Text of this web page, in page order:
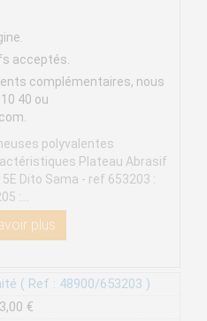
acceptés.
complémentaires, nous
40 ou
.
polyvalentes
Plateau Abrasif
Dito Sama - ref 653203 :
:...
plus
( Ref : 48900/653203 )
€